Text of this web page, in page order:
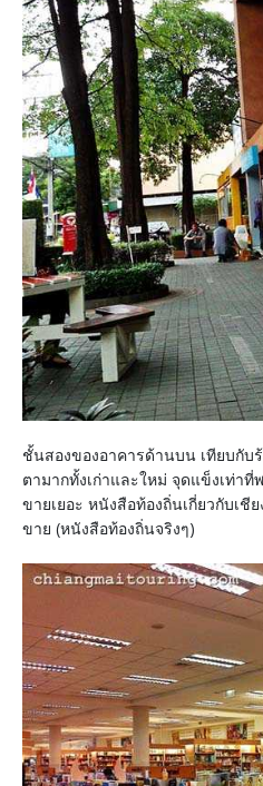
ชั้นสองของอาคารด้านบน เทียบกับ
ตามากทั้งเก่าและใหม่ จุดแข็งเท่า
ขายเยอะ หนังสือท้องถิ่นเกี่ยวกับเชี
ขาย (หนังสือท้องถิ่นจริงๆ)